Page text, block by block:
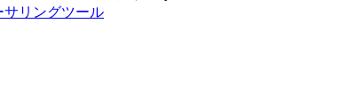
サリングツール